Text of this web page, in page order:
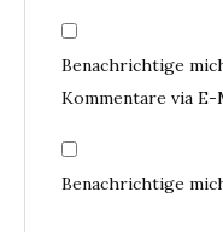
Benachrichtige
Kommentare via E-
Benachrichtige